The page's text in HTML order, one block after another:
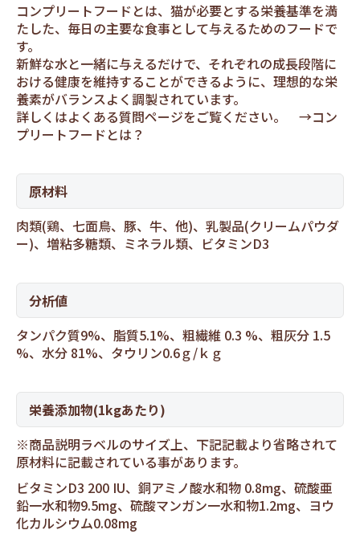
コンプリートフードとは、猫が必要とする栄養基準を満
たした、毎日の主要な食事として与えるためのフードで
す。
新鮮な水と一緒に与えるだけで、それぞれの成長段階に
おける健康を維持することができるように、理想的な栄
養素がバランスよく調製されています。
詳しくはよくある質問ページをご覧ください。 →コン
プリートフードとは？
原材料
肉類(鶏、七面鳥、豚、牛、他)、乳製品(クリームパウダ
ー)、増粘多糖類、ミネラル類、ビタミンD3
分析値
タンパク質9%、脂質5.1%、粗繊維 0.3 %、粗灰分 1.5
%、水分 81%、タウリン0.6ｇ/ｋｇ
栄養添加物(1kgあたり)
※商品説明ラベルのサイズ上、下記記載より省略されて
原材料に記載されている事があります。
ビタミンD3 200 IU、銅アミノ酸水和物 0.8mg、硫酸亜
鉛一水和物9.5mg、硫酸マンガン一水和物1.2mg、ヨウ
化カルシウム0.08mg